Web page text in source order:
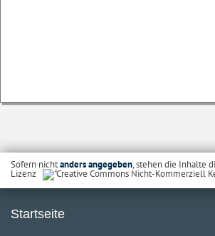
Sofern nichtanders angegeben, stehen die Inhalte
Lizenz
Startseite